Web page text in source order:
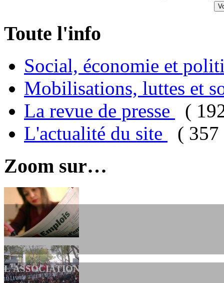
Toute l'info
Social, économie et
Mobilisations, luttes et
La revue de presse
(
L'actualité du site
( 357
Zoom sur…
L'ASSOCIATION